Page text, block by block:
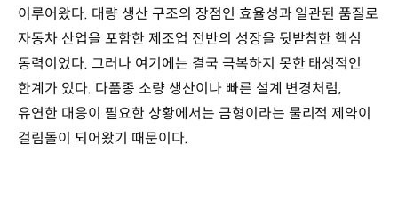
이루어왔다. 대량 생산 구조의 장점인 효율성과 일관된 품질로
자동차 산업을 포함한 제조업 전반의 성장을 뒷받침한 핵심
동력이었다. 그러나 여기에는 결국 극복하지 못한 태생적인
한계가 있다. 다품종 소량 생산이나 빠른 설계 변경처럼,
유연한 대응이 필요한 상황에서는 금형이라는 물리적 제약이
걸림돌이 되어왔기 때문이다.